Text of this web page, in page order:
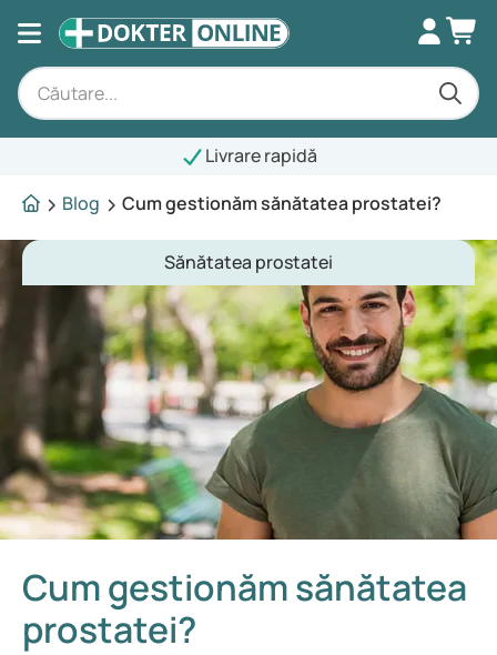
Livrare rapidă
Blog
Cum gestionăm sănătatea prostatei?
Sănătatea prostatei
Cum gestionăm sănătatea
prostatei?